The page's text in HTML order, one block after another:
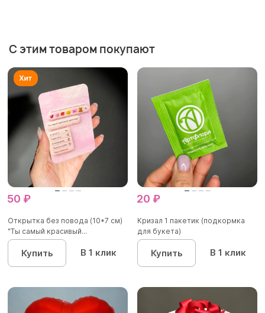
С этим товаром покупают
50 ₽
Открытка без повода (10*7 см)
"Ты самый красивый...
Купить В 1 клик
20 ₽
Кризал 1 пакетик (подкормка
для букета)
Купить В 1 клик